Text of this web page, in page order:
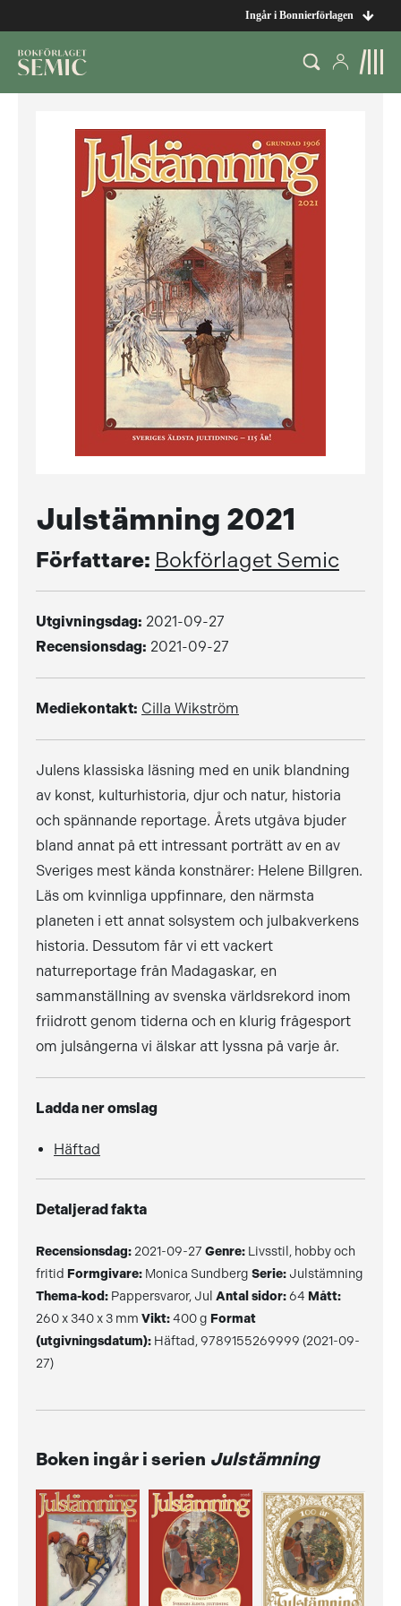
Ingår i Bonnierförlagen
Julstämning 2021
Författare: Bokförlaget Semic
Utgivningsdag: 2021-09-27
Recensionsdag: 2021-09-27
Mediekontakt: Cilla Wikström
Julens klassiska läsning med en unik blandning
av konst, kulturhistoria, djur och natur, historia
och spännande reportage. Årets utgåva bjuder
bland annat på ett intressant porträtt av en av
Sveriges mest kända konstnärer: Helene Billgren.
Läs om kvinnliga uppfinnare, den närmsta
planeten i ett annat solsystem och julbakverkens
historia. Dessutom får vi ett vackert
naturreportage från Madagaskar, en
sammanställning av svenska världsrekord inom
friidrott genom tiderna och en klurig frågesport
om julsångerna vi älskar att lyssna på varje år.
Ladda ner omslag
Häftad
Detaljerad fakta
Recensionsdag: 2021-09-27 Genre: Livsstil, hobby och
fritid Formgivare: Monica Sundberg Serie: Julstämning
Thema-kod: Pappersvaror, Jul Antal sidor:64 Mått:
260 x 340 x 3 mm Vikt:400 g Format
(utgivningsdatum): Häftad, 9789155269999 (2021-09-
27)
Boken ingår i serien Julstämning